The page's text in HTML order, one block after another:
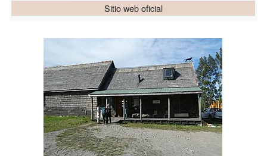
Sitio web oficial